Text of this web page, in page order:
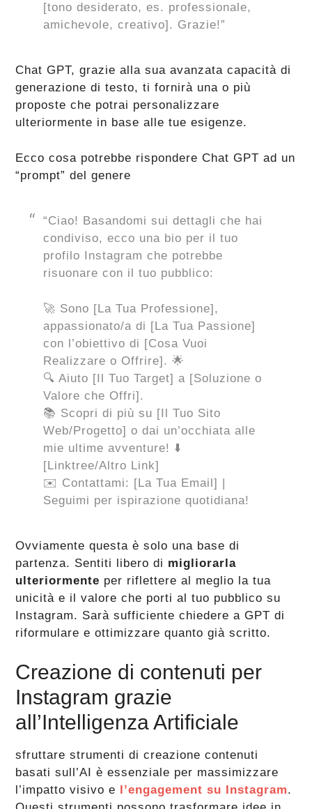
[tono desiderato, es. professionale,
amichevole, creativo]. Grazie!”
Chat GPT, grazie alla sua avanzata capacità di
generazione di testo, ti fornirà una o più
proposte che potrai personalizzare
ulteriormente in base alle tue esigenze.
Ecco cosa potrebbe rispondere Chat GPT ad un
“prompt” del genere
“Ciao! Basandomi sui dettagli che hai
condiviso, ecco una bio per il tuo
profilo Instagram che potrebbe
risuonare con il tuo pubblico:
🚀 Sono [La Tua Professione],
appassionato/a di [La Tua Passione]
con l’obiettivo di [Cosa Vuoi
Realizzare o Offrire]. 🌟
🔍 Aiuto [Il Tuo Target] a [Soluzione o
Valore che Offri].
📚 Scopri di più su [Il Tuo Sito
Web/Progetto] o dai un’occhiata alle
mie ultime avventure! ⬇️
[Linktree/Altro Link]
✉️ Contattami: [La Tua Email] |
Seguimi per ispirazione quotidiana!
Ovviamente questa è solo una base di
partenza. Sentiti libero di migliorarla
ulteriormente per riflettere al meglio la tua
unicità e il valore che porti al tuo pubblico su
Instagram. Sarà sufficiente chiedere a GPT di
riformulare e ottimizzare quanto già scritto.
Creazione di contenuti per
Instagram grazie
all’Intelligenza Artificiale
sfruttare strumenti di creazione contenuti
basati sull’AI è essenziale per massimizzare
l’impatto visivo e l’engagement su Instagram.